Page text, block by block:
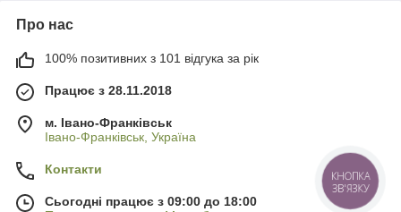
Про нас
100% позитивних з 101 відгука за рік
Працює з 28.11.2018
м. Івано-Франківськ
Івано-Франківськ, Україна
Контакти
Сьогодні працює з 09:00 до 18:00
КНОПКА
ЗВ'ЯЗКУ